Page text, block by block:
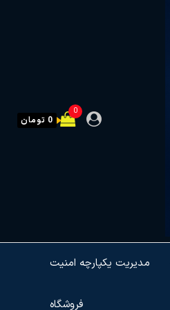
0
0 تومان
مدیریت یکپارچه امنیت
فروشگاه